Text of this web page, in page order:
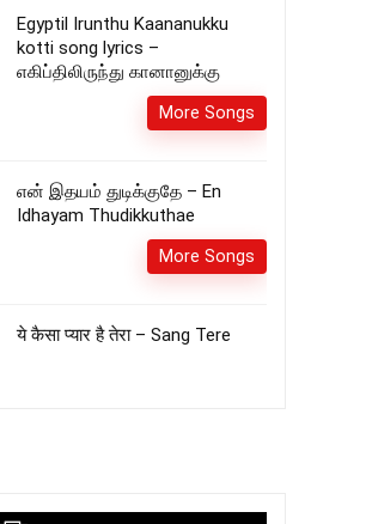
Egyptil Irunthu Kaananukku
kotti song lyrics –
எகிப்திலிருந்து கானானுக்கு
More Songs
என் இதயம் துடிக்குதே – En
Idhayam Thudikkuthae
More Songs
ये कैसा प्यार है तेरा – Sang Tere